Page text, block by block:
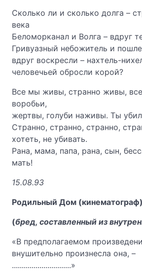
Сколько ли и сколько долга –
века
Беломорканал и Волга – вдруг
Гривуазный небожитель и
вдруг воскресли – нахтель-
человечьей обросли корой?
Все мы живы, странно живы,
воробьи,
жертвы, голуби наживы. Ты
Странно, странно, странно,
хотеть, не убивать.
Рана, мама, папа, рана, сын,
мать!
15.08.93
Родильный Дом (кинематограф)
(бред, составленный из
«В предполагаемом
внушительно произнесла она, –
..............................»